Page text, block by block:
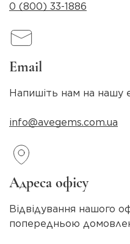
0 (800) 33-1886
Email
Напишіть нам на нашу
info@avegems.com.ua
Адреса офісу
Відвідування нашого
попередньою